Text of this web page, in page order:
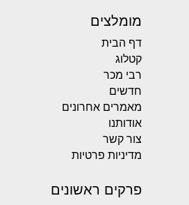
מומלצים
דף הבית
קטלוג
רבי מכר
חדשים
מאמרים אחרונים
אודותנו
צור קשר
מדיניות פרטיות
פרקים ראשונים